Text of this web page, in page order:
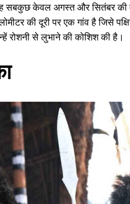
सबकुछ केवल अगस्त और सितंबर की
की दूरी पर एक गांव है जिसे
रोशनी से लुभाने की कोशिश की है।